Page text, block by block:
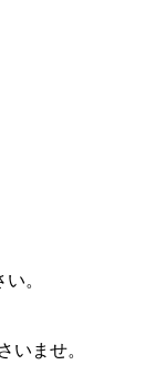
。
いませ。